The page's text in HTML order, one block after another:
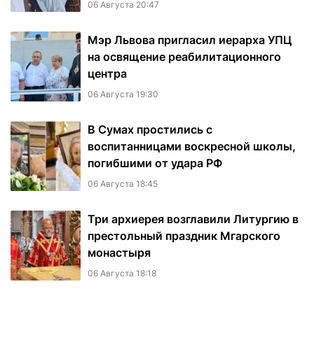
06 Августа 20:47
Мэр Львова пригласил иерарха УПЦ
на освящение реабилитационного
центра
06 Августа 19:30
В Сумах простились с
воспитанницами воскресной школы,
погибшими от удара РФ
06 Августа 18:45
Три архиерея возглавили Литургию в
престольный праздник Мгарского
монастыря
06 Августа 18:18